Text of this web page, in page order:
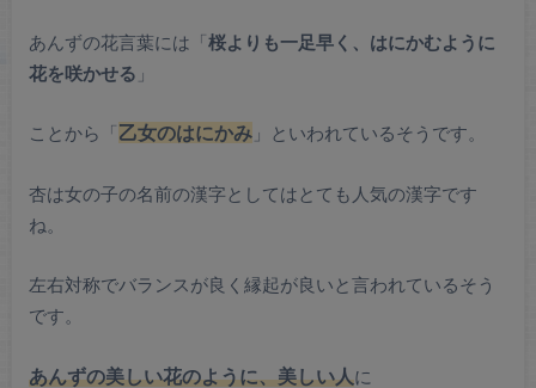
あんずの花言葉には「桜よりも一足早く、はにかむように
花を咲かせる 」
ことから「乙女のはにかみ」といわれているそうです。
杏は女の子の名前の漢字としてはとても人気の漢字です
ね。
左右対称でバランスが良く縁起が良いと言われているそう
です。
あんずの美しい花のように、美しい人に